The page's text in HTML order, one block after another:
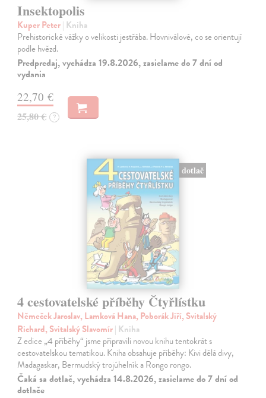
Insektopolis
Kuper Peter| Kniha
Prehistorické vážky o velikosti jestřába. Hovniválové, co se orientují
podle hvězd.
Predpredaj, vychádza 19.8.2026, zasielame do 7 dní od
vydania
22,70 €
25,80 € ?
dotlač
4 cestovatelské příběhy Čtyřlístku
Němeček Jaroslav, Lamková Hana, Poborák Jiří, Svitalský
Richard, Svitalský Slavomír| Kniha
Z edice „4 příběhy“ jsme připravili novou knihu tentokrát s
cestovatelskou tematikou. Kniha obsahuje příběhy: Kivi dělá divy,
Madagaskar, Bermudský trojúhelník a Rongo rongo.
Čaká sa dotlač, vychádza 14.8.2026, zasielame do 7 dní od
dotlače